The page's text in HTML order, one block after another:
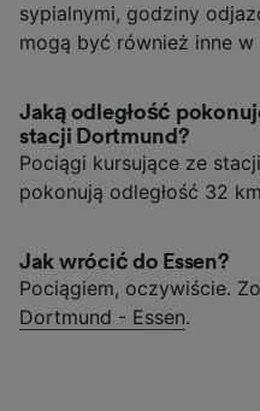
sypialnymi, godziny
mogą być również inne
Jaką odległość
stacji Dortmund?
Pociągi kursujące ze
pokonują odległość 32
Jak wrócić do Essen?
Pociągiem, oczywiście.
Dortmund - Essen.